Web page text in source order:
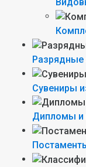
Разрядные
Сувениры
Дипломы и